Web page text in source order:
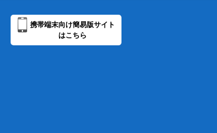
携帯端末向け簡易版サイト
はこちら